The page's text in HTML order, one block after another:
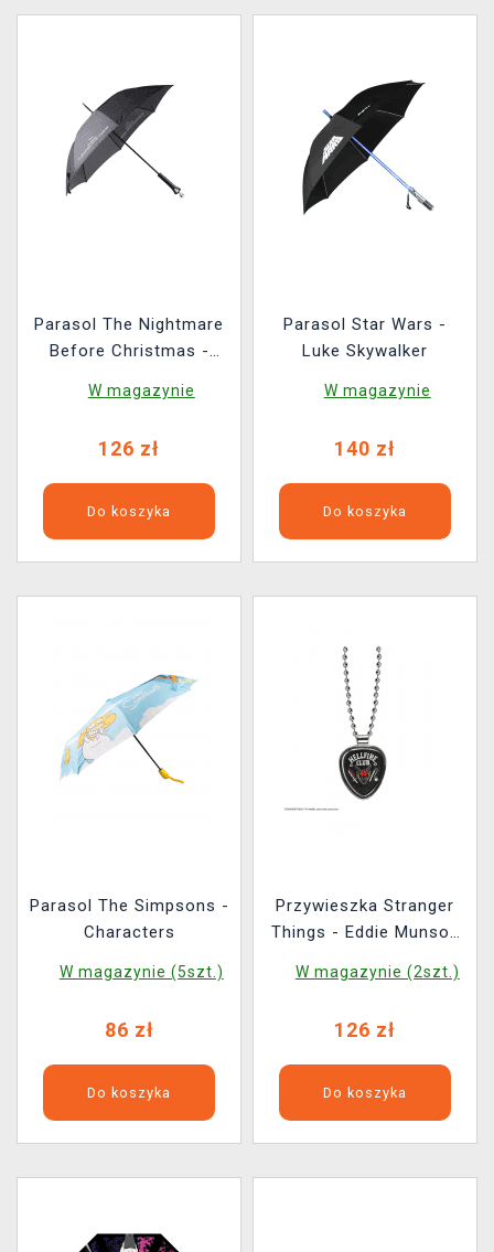
Parasol The Nightmare
Before Christmas -
W magazynie
126 zł
Do koszyka
Parasol Star Wars -
Luke Skywalker
W magazynie
140 zł
Do koszyka
Parasol The Simpsons -
Characters
W magazynie (5szt.)
86 zł
Do koszyka
Przywieszka Stranger
Things - Eddie Munson
W magazynie (2szt.)
126 zł
Do koszyka